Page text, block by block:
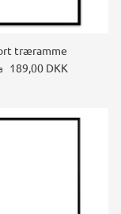
træramme
189,00 DKK